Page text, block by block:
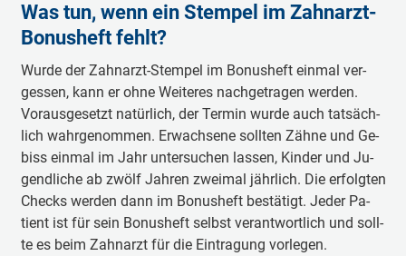
Was tun, wenn ein Stempel im Zahnarzt-
Bon­us­heft fehlt?
Wur­de der Zahn­arzt-Stem­pel im Bon­us­heft ein­mal ver­
ges­sen, kann er oh­ne Wei­te­res nach­ge­tra­gen wer­den.
Vor­aus­ge­setzt na­tür­lich, der Ter­min wur­de auch tat­säch­
lich wahr­ge­nom­men. Er­wach­sene soll­ten Zäh­ne und Ge­
biss ein­mal im Jahr un­ter­su­chen las­sen, Kin­der und Ju­
gend­li­che ab zwölf Jah­ren zwei­mal jähr­lich. Die er­folg­ten
Checks wer­den dann im Bon­us­heft be­stä­tigt. Je­der Pa­
tient ist für sein Bon­us­heft selbst ver­ant­wort­lich und soll­
te es beim Zahn­arzt für die Ein­tra­gung vor­le­gen.